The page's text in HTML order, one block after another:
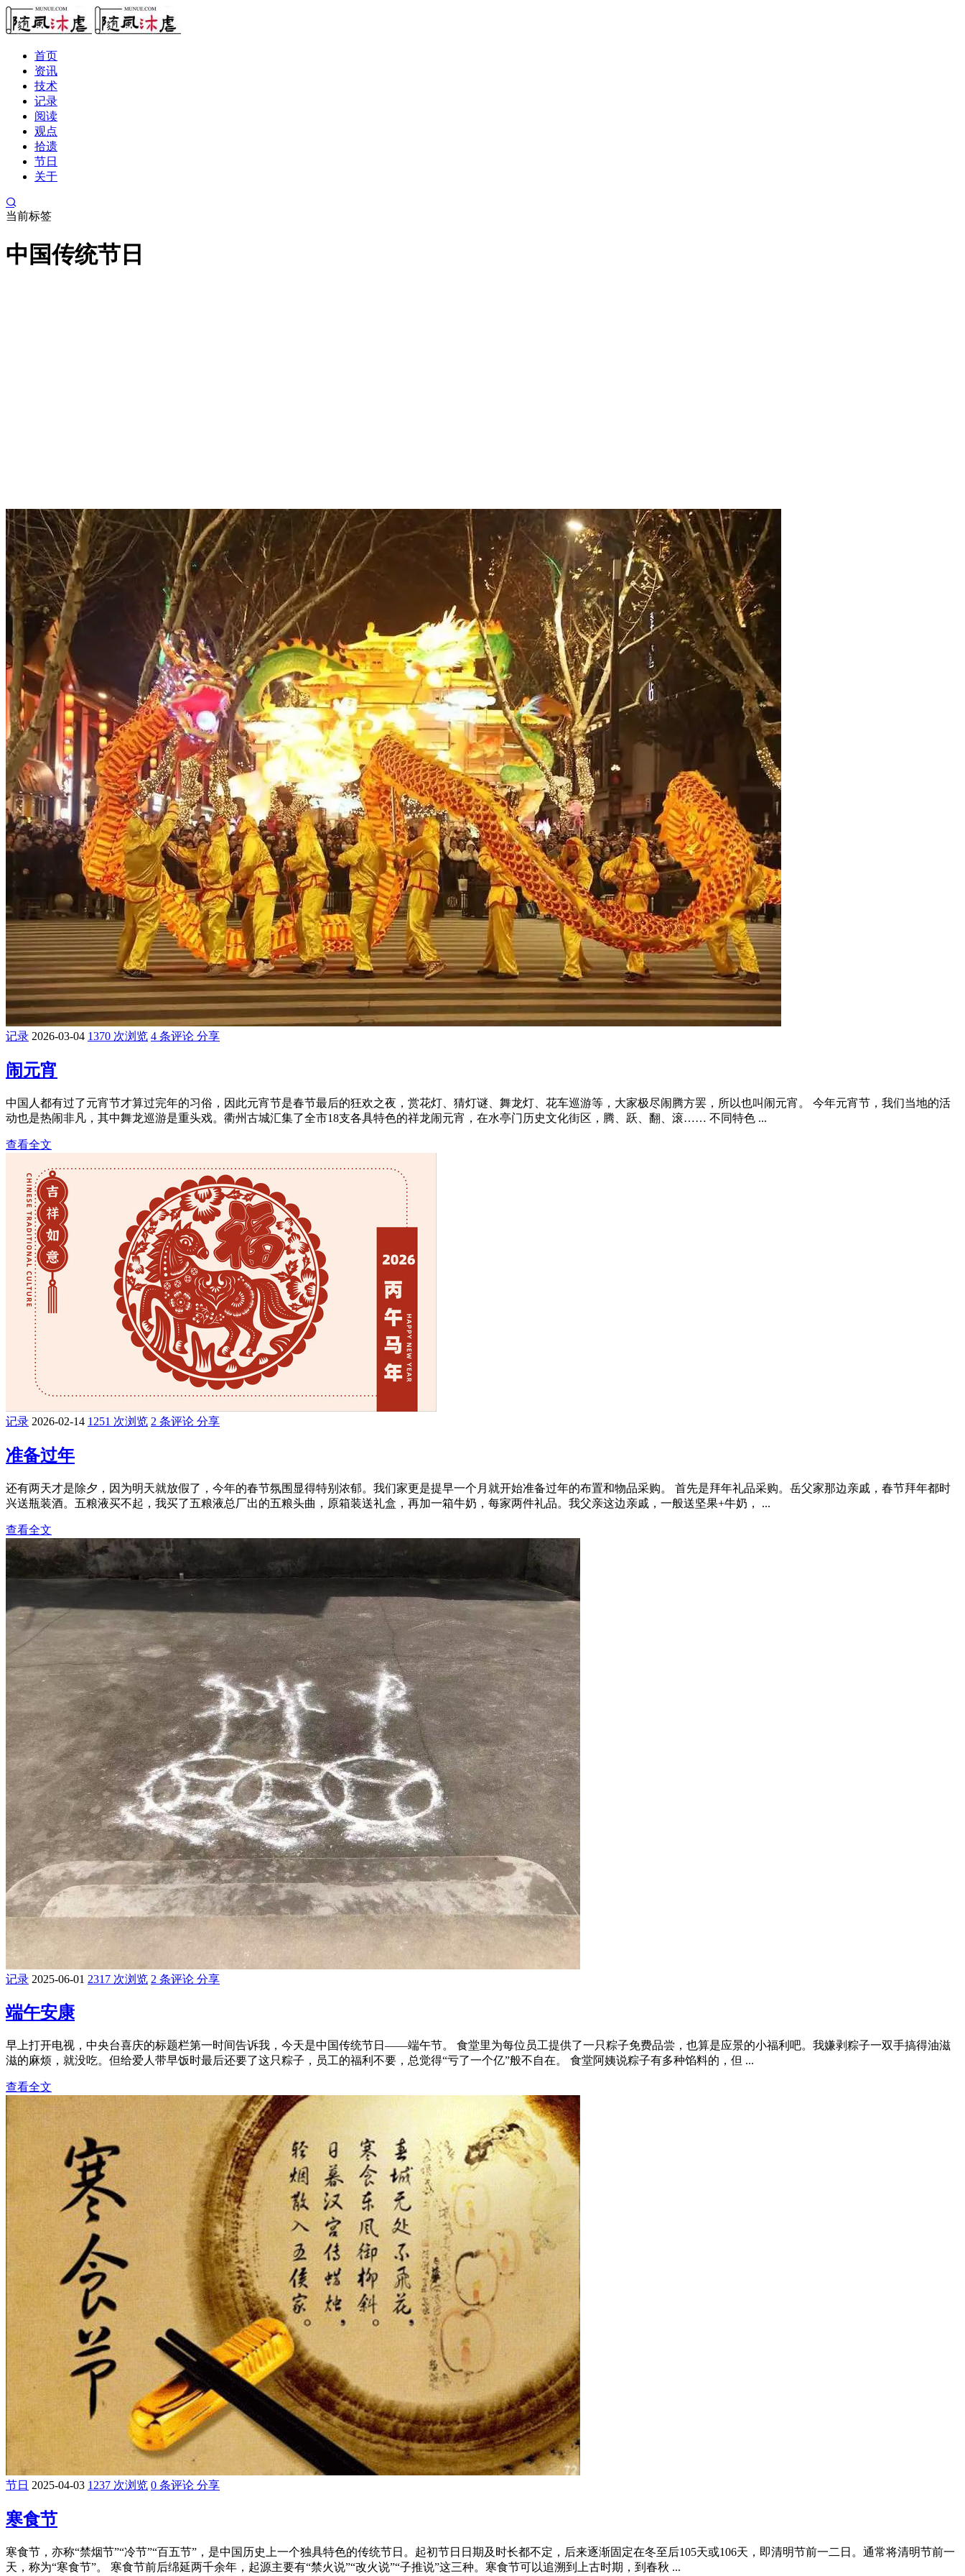
首页
资讯
技术
记录
阅读
观点
拾遗
节日
关于
当前标签
中国传统节日
记录 2026-03-04 1370 次浏览 4 条评论 分享
闹元宵
中国人都有过了元宵节才算过完年的习俗，因此元宵节是春节最后的狂欢之夜，赏花灯、猜灯谜、舞龙灯、花车巡游等，大家极尽闹腾方罢，所以也叫闹元宵。 今年元宵节，我们当地的活
动也是热闹非凡，其中舞龙巡游是重头戏。衢州古城汇集了全市18支各具特色的祥龙闹元宵，在水亭门历史文化街区，腾、跃、翻、滚…… 不同特色 ...
查看全文
记录 2026-02-14 1251 次浏览 2 条评论 分享
准备过年
还有两天才是除夕，因为明天就放假了，今年的春节氛围显得特别浓郁。我们家更是提早一个月就开始准备过年的布置和物品采购。 首先是拜年礼品采购。岳父家那边亲戚，春节拜年都时
兴送瓶装酒。五粮液买不起，我买了五粮液总厂出的五粮头曲，原箱装送礼盒，再加一箱牛奶，每家两件礼品。我父亲这边亲戚，一般送坚果+牛奶， ...
查看全文
记录 2025-06-01 2317 次浏览 2 条评论 分享
端午安康
早上打开电视，中央台喜庆的标题栏第一时间告诉我，今天是中国传统节日——端午节。 食堂里为每位员工提供了一只粽子免费品尝，也算是应景的小福利吧。我嫌剥粽子一双手搞得油滋
滋的麻烦，就没吃。但给爱人带早饭时最后还要了这只粽子，员工的福利不要，总觉得“亏了一个亿”般不自在。 食堂阿姨说粽子有多种馅料的，但 ...
查看全文
节日 2025-04-03 1237 次浏览 0 条评论 分享
寒食节
寒食节，亦称“禁烟节”“冷节”“百五节”，是中国历史上一个独具特色的传统节日。起初节日日期及时长都不定，后来逐渐固定在冬至后105天或106天，即清明节前一二日。通常将清明节前一
天，称为“寒食节”。 寒食节前后绵延两千余年，起源主要有“禁火说”“改火说”“子推说”这三种。寒食节可以追溯到上古时期，到春秋 ...